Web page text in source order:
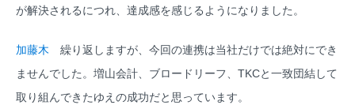
が解決されるにつれ、達成感を感じるようになりました。
加藤木 繰り返しますが、今回の連携は当社だけでは絶対にでき
ませんでした。増山会計、ブロードリーフ、TKCと一致団結して
取り組んできたゆえの成功だと思っています。